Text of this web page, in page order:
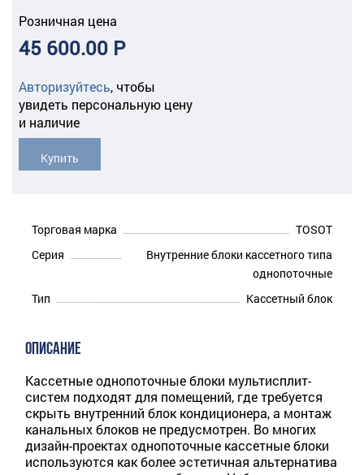
Розничная цена
45 600.00 Р
Авторизуйтесь, чтобы
увидеть персональную цену
и наличие
Купить
Торговая марка
TOSOT
Серия
Внутренние блоки кассетного типа
однопоточные
Тип
Кассетный блок
ОПИСАНИЕ
Кассетные однопоточные блоки мультисплит-
систем подходят для помещений, где требуется
скрыть внутренний блок кондиционера, а монтаж
канальных блоков не предусмотрен. Во многих
дизайн-проектах однопоточные кассетные блоки
используются как более эстетичная альтернатива